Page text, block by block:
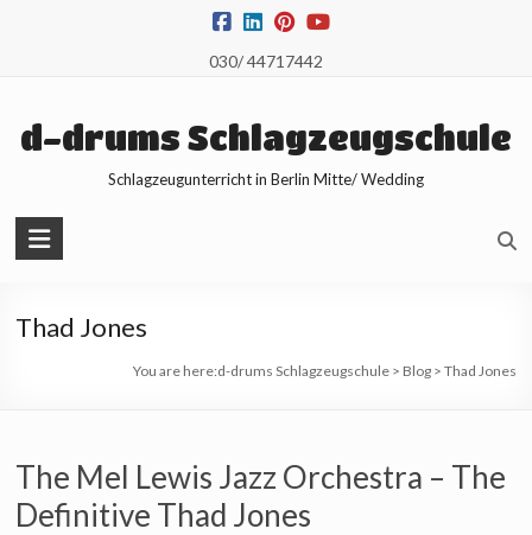
030/ 44717442
d-drums Schlagzeugschule
Schlagzeugunterricht in Berlin Mitte/ Wedding
Thad Jones
You are here:d-drums Schlagzeugschule> Blog> Thad Jones
The Mel Lewis Jazz Orchestra – The
Definitive Thad Jones